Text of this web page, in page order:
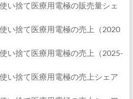
い捨て医療用電極の販売量シェ
い捨て医療用電極の売上（2020
い捨て医療用電極の売上（2025-
い捨て医療用電極の売上シェア